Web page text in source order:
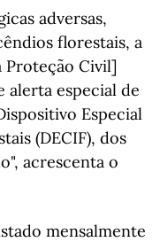
adversas,
florestais, a
Proteção Civil]
alerta especial de
Especial
(DECIF), dos
acrescenta o
mensalmente